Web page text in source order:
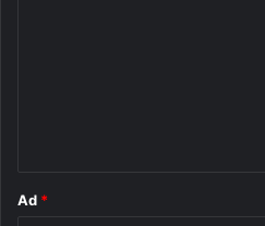
Ad *